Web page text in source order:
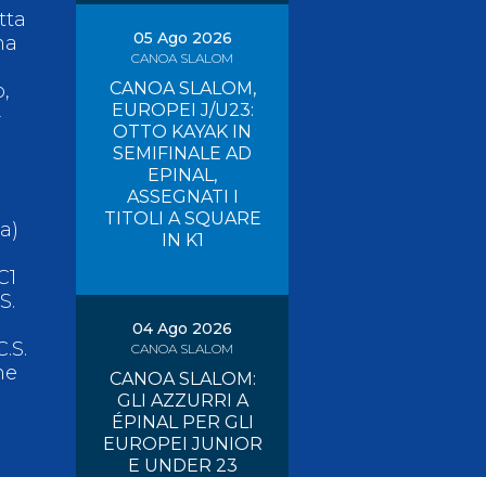
05 Ago 2026
CANOA SLALOM
CANOA SLALOM,
EUROPEI J/U23:
OTTO KAYAK IN
SEMIFINALE AD
EPINAL,
ASSEGNATI I
TITOLI A SQUARE
IN K1
04 Ago 2026
CANOA SLALOM
CANOA SLALOM:
GLI AZZURRI A
ÉPINAL PER GLI
EUROPEI JUNIOR
E UNDER 23